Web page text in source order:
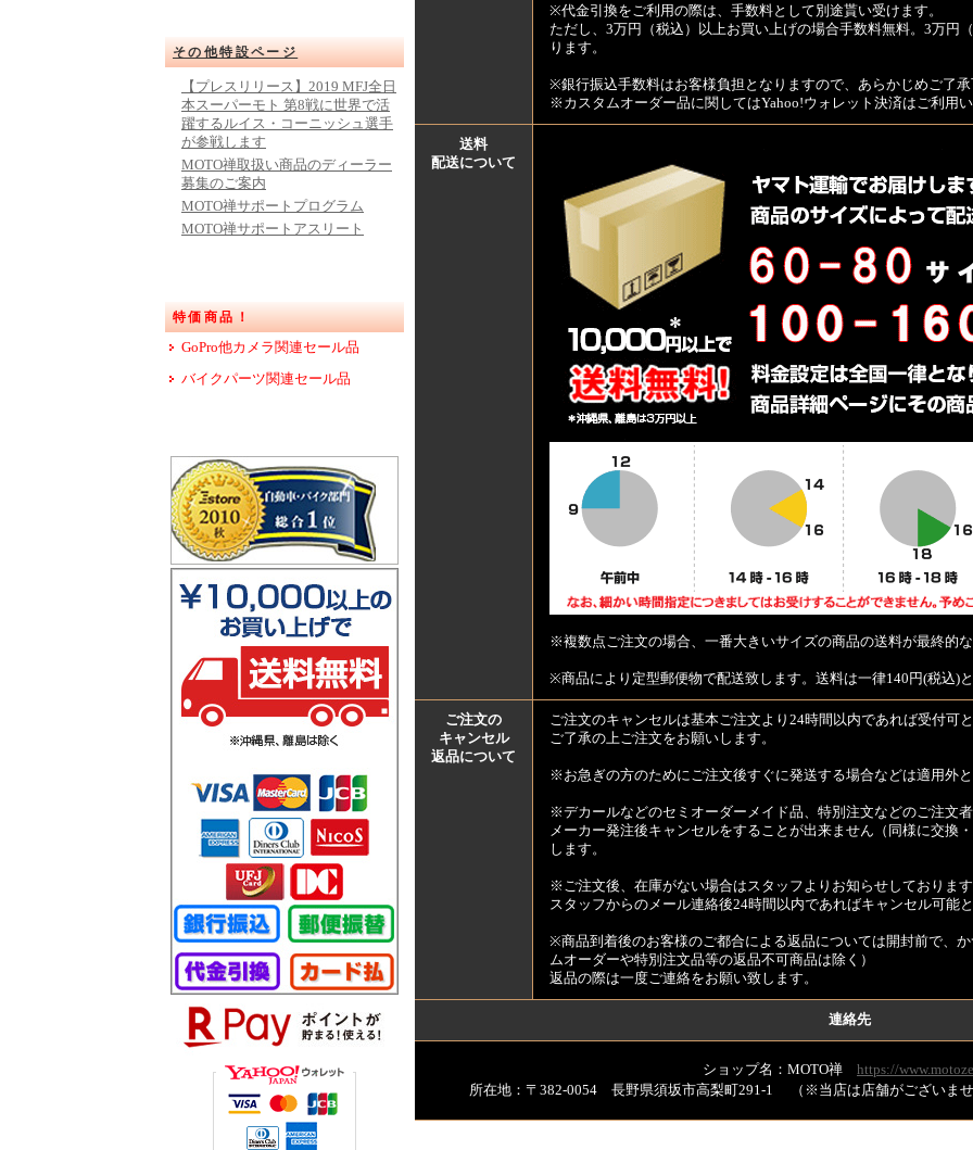
その他特設ページ
【プレスリリース】2019 MFJ全日
本スーパーモト 第8戦に世界で活
躍するルイス・コーニッシュ選手
が参戦します
MOTO禅取扱い商品のディーラー
募集のご案内
MOTO禅サポートプログラム
MOTO禅サポートアスリート
特価商品！
GoPro他カメラ関連セール品
バイクパーツ関連セール品
※代金引換をご利用の際は、手数料として別途貰い受けます。
ただし、3万円（税込）以上お買い上げの場合手数料無料。3万円
ります。
※銀行振込手数料はお客様負担となりますので、あらかじめご了承
※カスタムオーダー品に関してはYahoo!ウォレット決済はご利用
送料
配送について
※複数点ご注文の場合、一番大きいサイズの商品の送料が最終的な
※商品により定型郵便物で配送致します。送料は一律140円(税込)と
ご注文の
キャンセル
返品について
ご注文のキャンセルは基本ご注文より24時間以内であれば受付可
ご了承の上ご注文をお願いします。
※お急ぎの方のためにご注文後すぐに発送する場合などは適用外と
※デカールなどのセミオーダーメイド品、特別注文などのご注文
メーカー発注後キャンセルをすることが出来ません（同様に交換
します。
※ご注文後、在庫がない場合はスタッフよりお知らせしておりま
スタッフからのメール連絡後24時間以内であればキャンセル可能
※商品到着後のお客様のご都合による返品については開封前で、
ムオーダーや特別注文品等の返品不可商品は除く）
返品の際は一度ご連絡をお願い致します。
連絡先
ショップ名：MOTO禅 https://
所在地：〒382-0054 長野県須坂市高梨町291-1 （※当店は店舗がございませ